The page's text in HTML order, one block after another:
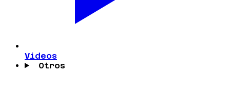
Videos
Otros